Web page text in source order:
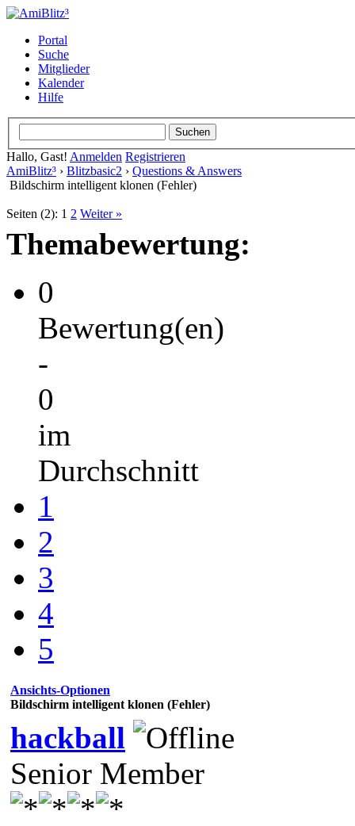
Portal
Suche
Mitglieder
Kalender
Hilfe
Hallo, Gast! Anmelden Registrieren
AmiBlitz³ › Blitzbasic2 › Questions & Answers
Bildschirm intelligent klonen (Fehler)
Seiten (2): 1 2 Weiter »
Themabewertung:
0
Bewertung(en)
-
0
im
Durchschnitt
1
2
3
4
5
Ansichts-Optionen
Bildschirm intelligent klonen (Fehler)
hackball
Senior Member